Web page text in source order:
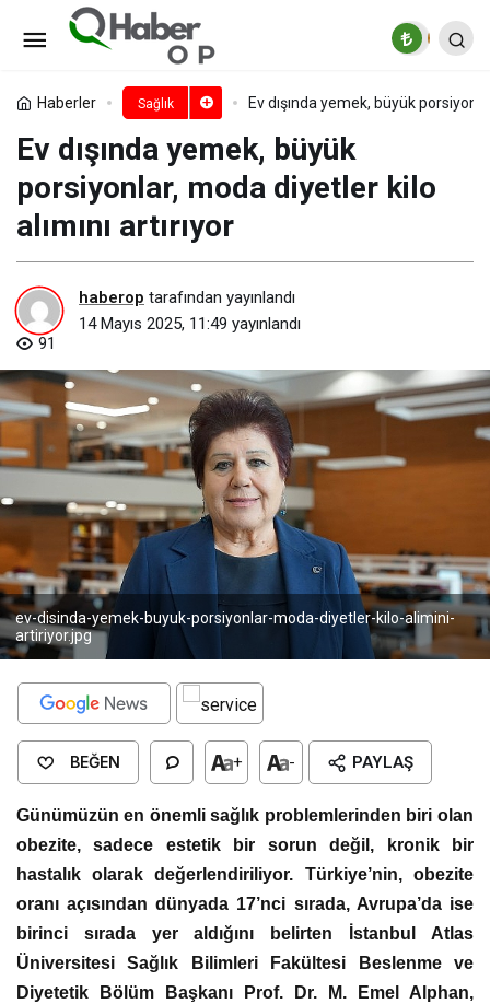
Haberler Sağlık Ev dışında yemek, büyük
Ev dışında yemek, büyük
porsiyonlar, moda diyetler kilo
alımını artırıyor
haberop tarafından yayınlandı
14 Mayıs 2025, 11:49 yayınlandı
91
ev-disinda-yemek-buyuk-porsiyonlar-moda-diyetler-kilo-alimini-
artiriyor.jpg
BEĞEN + - PAYLAŞ
Günümüzün en önemli sağlık problemlerinden biri olan
obezite, sadece estetik bir sorun değil, kronik bir
hastalık olarak değerlendiriliyor. Türkiye’nin, obezite
oranı açısından dünyada 17’nci sırada, Avrupa’da ise
birinci sırada yer aldığını belirten İstanbul Atlas
Üniversitesi Sağlık Bilimleri Fakültesi Beslenme ve
Diyetetik Bölüm Başkanı Prof. Dr. M. Emel Alphan,
Yoğun iş yükü, hemşireleri
fiziksel ve ruhsal olarak yıpratıyor!
Yorum Yap